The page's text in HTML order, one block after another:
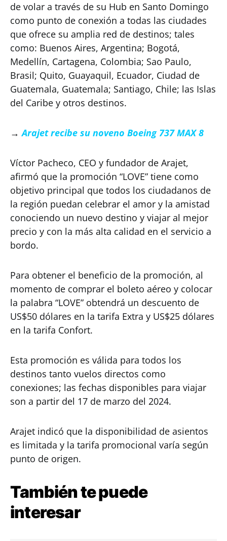
de volar a través de su Hub en Santo Domingo
como punto de conexión a todas las ciudades
que ofrece su amplia red de destinos; tales
como: Buenos Aires, Argentina; Bogotá,
Medellín, Cartagena, Colombia; Sao Paulo,
Brasil; Quito, Guayaquil, Ecuador, Ciudad de
Guatemala, Guatemala; Santiago, Chile; las Islas
del Caribe y otros destinos.
→Arajet recibe su noveno Boeing 737 MAX 8
Víctor Pacheco, CEO y fundador de Arajet,
afirmó que la promoción “LOVE” tiene como
objetivo principal que todos los ciudadanos de
la región puedan celebrar el amor y la amistad
conociendo un nuevo destino y viajar al mejor
precio y con la más alta calidad en el servicio a
bordo.
Para obtener el beneficio de la promoción, al
momento de comprar el boleto aéreo y colocar
la palabra “LOVE” obtendrá un descuento de
US$50 dólares en la tarifa Extra y US$25 dólares
en la tarifa Confort.
Esta promoción es válida para todos los
destinos tanto vuelos directos como
conexiones; las fechas disponibles para viajar
son a partir del 17 de marzo del 2024.
Arajet indicó que la disponibilidad de asientos
es limitada y la tarifa promocional varía según
punto de origen.
También te puede
interesar